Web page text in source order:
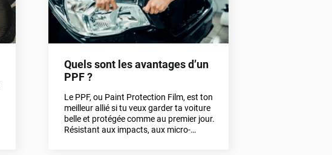
Quels sont les avantages d’un
PPF ?
Le PPF, ou Paint Protection Film, est ton
meilleur allié si tu veux garder ta voiture
belle et protégée comme au premier jour.
Résistant aux impacts, aux micro-